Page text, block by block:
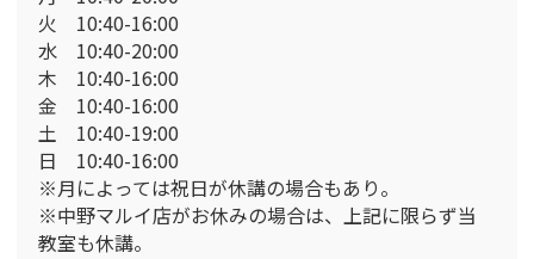
火 10:40-16:00
水 10:40-20:00
木 10:40-16:00
金 10:40-16:00
土 10:40-19:00
日 10:40-16:00
※月によっては祝日が休講の場合もあり。
※中野マルイ店がお休みの場合は、上記に限らず当
教室も休講。